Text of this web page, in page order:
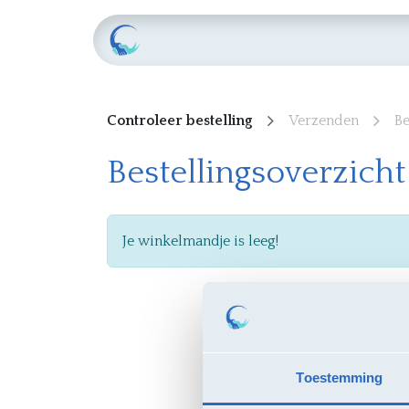
Toestemming
Controleer bestelling Verzenden
Bestellingsoverzicht
Je winkelmandje is leeg!